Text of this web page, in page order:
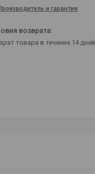
и гарантия
товара в течение 14 дней